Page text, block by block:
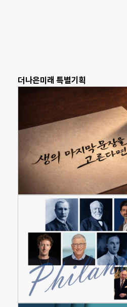
더나은미래 특별기획